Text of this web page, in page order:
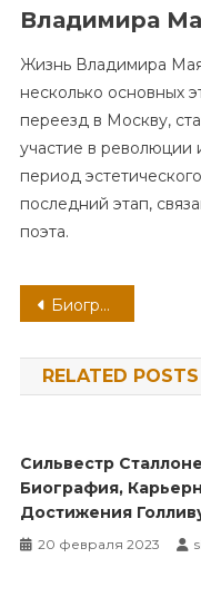
Владимира
Жизнь Владимира
несколько основных
переезд в Москву,
участие в революции
период
последний этап,
поэта.
Навигация
по
записям
Биография Татьяны Васильевой на Википедии — все интересные факты и достижения
RELATED POSTS
Сильвестр
Биография,
Достижения
20 февраля 2023